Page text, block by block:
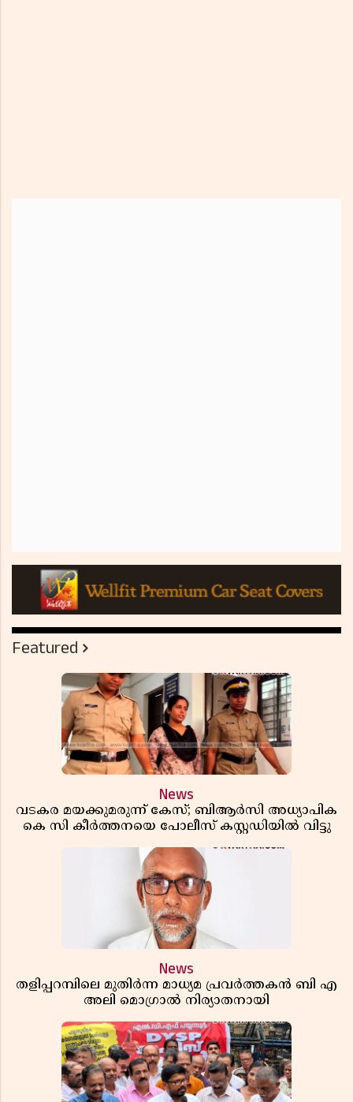
Featured
News
വടകര മയക്കുമരുന്ന് കേസ്; ബിആർസി അധ്യാപിക
കെ സി കീർത്തനയെ പോലീസ് കസ്റ്റഡിയിൽ വിട്ടു
News
തളിപ്പറമ്പിലെ മുതിർന്ന മാധ്യമ പ്രവർത്തകൻ ബി എ
അലി മൊഗ്രാൽ നിര്യാതനായി